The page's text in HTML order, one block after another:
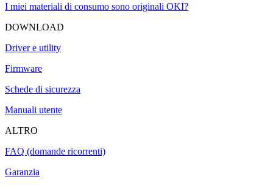
I miei materiali di consumo sono originali OKI?
DOWNLOAD
Driver e utility
Firmware
Schede di sicurezza
Manuali utente
ALTRO
FAQ (domande ricorrenti)
Garanzia